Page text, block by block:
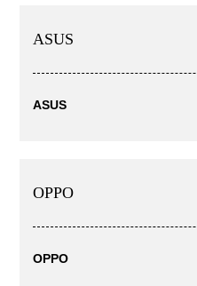
ASUS
ASUS
OPPO
OPPO